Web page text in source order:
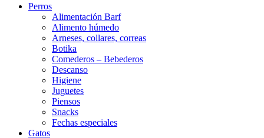
Perros
Alimentación Barf
Alimento húmedo
Arneses, collares, correas
Botika
Comederos – Bebederos
Descanso
Higiene
Juguetes
Piensos
Snacks
Fechas especiales
Gatos